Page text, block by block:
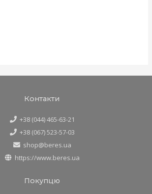
Контакти
+38 (044) 465-63-21
+38 (067) 523-57-03
shop@beres.ua
https://www.beres.ua
Покупцю